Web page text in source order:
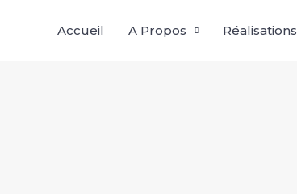
Accueil A Propos Réalisations